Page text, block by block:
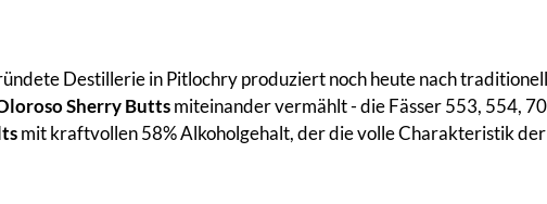
Destillerie in Pitlochry produziert noch heute nach
Sherry Buttsmiteinander vermählt - die Fässer 553, 554,
mit kraftvollen 58% Alkoholgehalt, der die volle Charakteristik